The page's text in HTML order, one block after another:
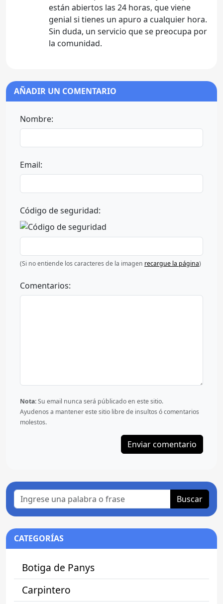
están abiertos las 24 horas, que viene
genial si tienes un apuro a cualquier hora.
Sin duda, un servicio que se preocupa por
la comunidad.
AÑADIR UN COMENTARIO
Nombre:
Email:
Código de seguridad:
(Si no entiende los caracteres de la imagen recargue la página)
Comentarios:
Nota:Su email nunca será públicado en este sitio.
Ayudenos a mantener este sitio libre de insultos ó comentarios
molestos.
Buscar
CATEGORÍAS
Botiga de Panys
Carpintero